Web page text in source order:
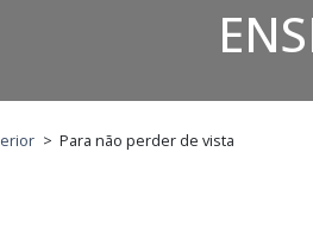
> Para não perder de vista